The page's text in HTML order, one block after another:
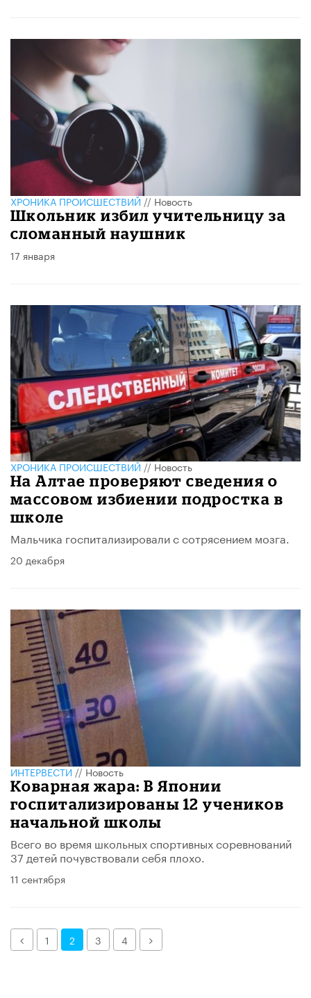
ХРОНИКА ПРОИСШЕСТВИЙ//Новость
Школьник избил учительницу за
сломанный наушник
17 января
ХРОНИКА ПРОИСШЕСТВИЙ//Новость
На Алтае проверяют сведения о
массовом избиении подростка в
школе
Мальчика госпитализировали с сотрясением мозга.
20 декабря
ИНТЕРВЕСТИ//Новость
Коварная жара: В Японии
госпитализированы 12 учеников
начальной школы
Всего во время школьных спортивных соревнований
37 детей почувствовали себя плохо.
11 сентября
Назад1 2 3 4 Далее